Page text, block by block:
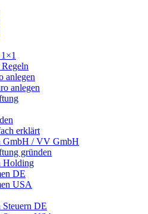
anlegen
anlegen
erklärt
GmbH / VV GmbH
gründen
Holding
DE
USA
DE